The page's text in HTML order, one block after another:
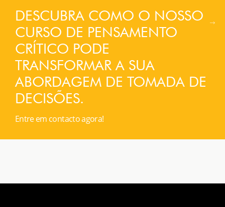
DESCUBRA COMO O NOSSO
CURSO DE PENSAMENTO
CRÍTICO PODE
TRANSFORMAR A SUA
ABORDAGEM DE TOMADA DE
DECISÕES.
Entre em contacto agora!